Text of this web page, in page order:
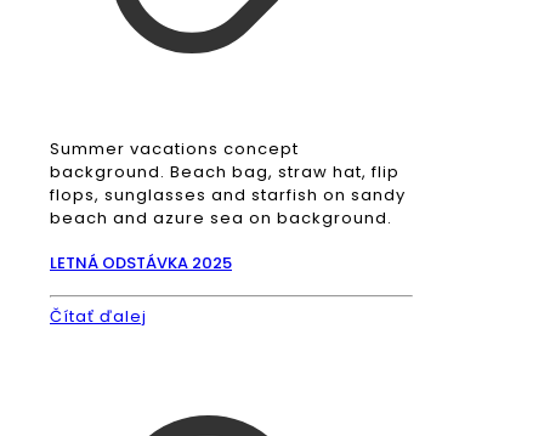
Summer vacations concept
background. Beach bag, straw hat, flip
flops, sunglasses and starfish on sandy
beach and azure sea on background.
LETNÁ ODSTÁVKA 2025
Čítať ďalej